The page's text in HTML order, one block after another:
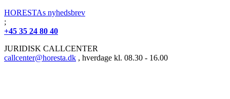
HORESTAs nyhedsbrev
;
+45 35 24 80 40
JURIDISK CALLCENTER
callcenter@horesta.dk , hverdage kl. 08.30 - 16.00